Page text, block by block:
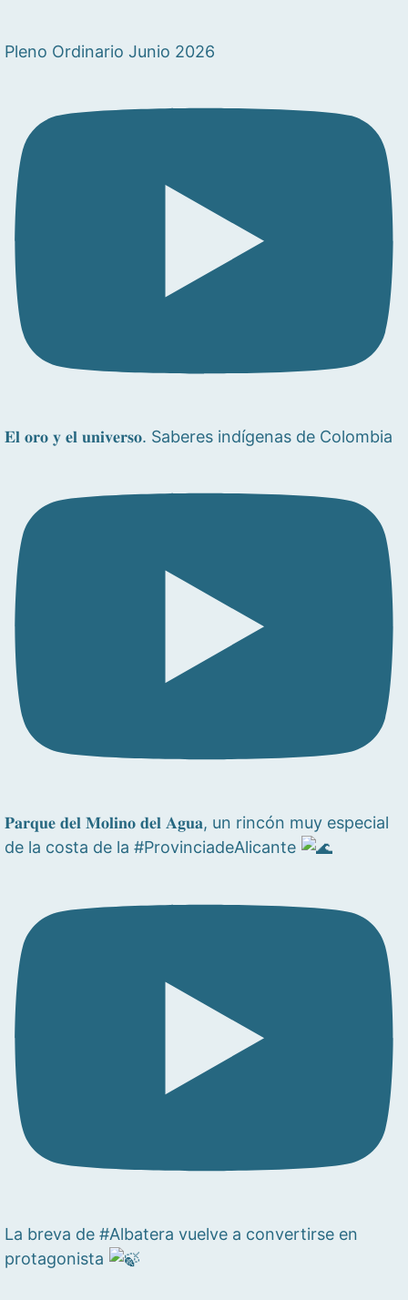
Pleno Ordinario Junio 2026
𝐄𝐥 𝐨𝐫𝐨 𝐲 𝐞𝐥 𝐮𝐧𝐢𝐯𝐞𝐫𝐬𝐨. Saberes indígenas de Colombia
𝐏𝐚𝐫𝐪𝐮𝐞 𝐝𝐞𝐥 𝐌𝐨𝐥𝐢𝐧𝐨 𝐝𝐞𝐥 𝐀𝐠𝐮𝐚, un rincón muy especial
de la costa de la #ProvinciadeAlicante
La breva de #Albatera vuelve a convertirse en
protagonista